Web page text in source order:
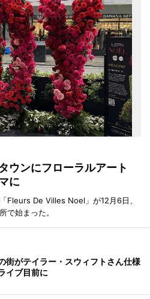
ウンにフローラルアート
に
Fleurs De Villes Noel」が12月6日、
で始まった。
街がテイラー・スウィフトさん仕様
イブ目前に